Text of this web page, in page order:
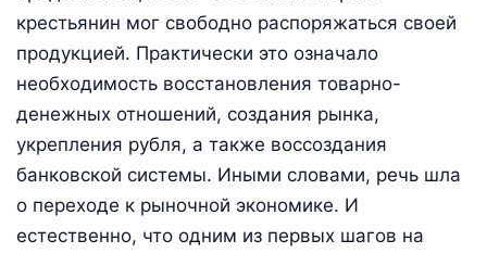
крестьянин мог свободно распоряжаться своей
продукцией. Практически это означало
необходимость восстановления товарно-
денежных отношений, создания рынка,
укрепления рубля, а также воссоздания
банковской системы. Иными словами, речь шла
о переходе к рыночной экономике. И
естественно, что одним из первых шагов на